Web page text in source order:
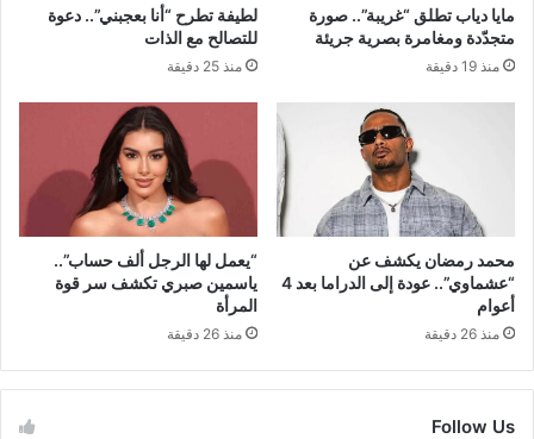
مايا دياب تطلق “غريبة”.. صورة
متجدّدة ومغامرة بصرية جريئة
منذ 19 دقيقة
لطيفة تطرح “أنا بعجبني”.. دعوة
للتصالح مع الذات
منذ 25 دقيقة
محمد رمضان يكشف عن
“عشماوي”.. عودة إلى الدراما بعد 4
أعوام
منذ 26 دقيقة
“يعمل لها الرجل ألف حساب”..
ياسمين صبري تكشف سر قوة
المرأة
منذ 26 دقيقة
Follow Us